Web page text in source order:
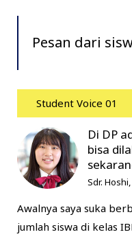
Pesan dari
Student Voice 01
Di DP
bisa
Sdr.
Awalnya saya suka
jumlah siswa di kelas